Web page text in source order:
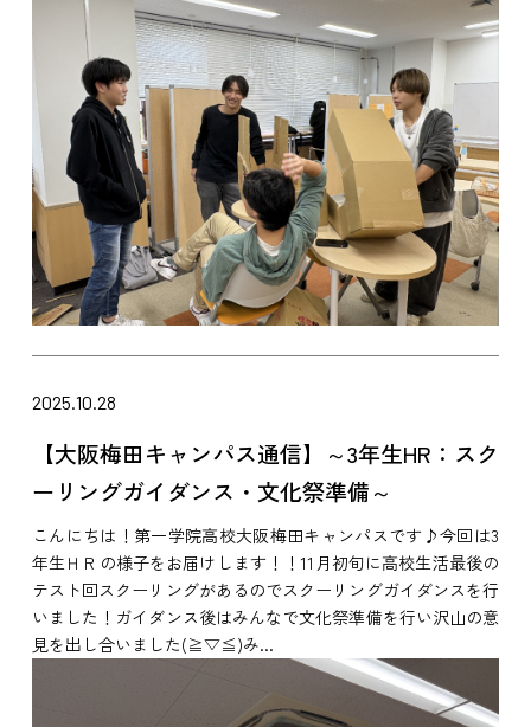
2025.10.28
【大阪梅田キャンパス通信】～3年生HR：スク
ーリングガイダンス・文化祭準備～
こんにちは！第一学院高校大阪梅田キャンパスです♪今回は3
年生ＨＲの様子をお届けします！！11月初旬に高校生活最後の
テスト回スクーリングがあるのでスクーリングガイダンスを行
いました！ガイダンス後はみんなで文化祭準備を行い沢山の意
見を出し合いました(≧▽≦)み...